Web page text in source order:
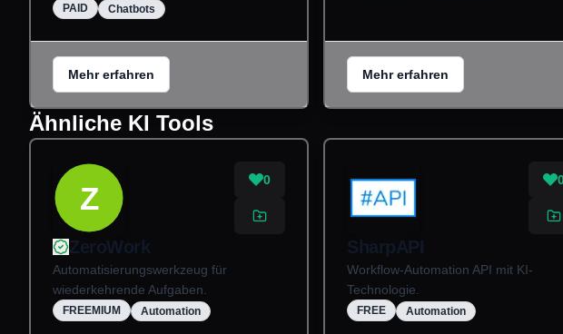
PAID Chatbots
Mehr erfahren Mehr erfahren
Ähnliche KI Tools
Z
0
ZeroWork
Automatisierungswerkzeug für
wiederkehrende Aufgaben.
FREEMIUM Automation
SharpAPI
Workflow-Automation API mit KI-
Technologie.
FREE Automation